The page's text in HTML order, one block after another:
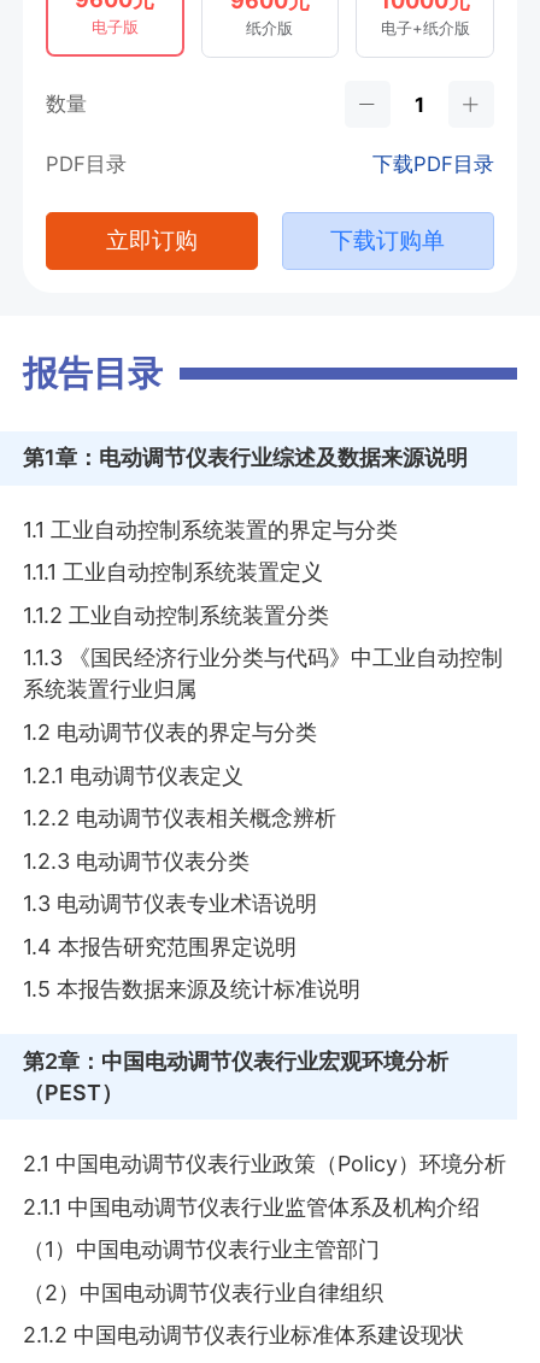
电子版 纸介版 电子+纸介版
数量
PDF目录 下载PDF目录
立即订购 下载订购单
报告目录
第1章 ：电动调节仪表行业综述及数据来源说明
1.1 工业自动控制系统装置的界定与分类
1.1.1 工业自动控制系统装置定义
1.1.2 工业自动控制系统装置分类
1.1.3 《国民经济行业分类与代码》中工业自动控制
系统装置行业归属
1.2 电动调节仪表的界定与分类
1.2.1 电动调节仪表定义
1.2.2 电动调节仪表相关概念辨析
1.2.3 电动调节仪表分类
1.3 电动调节仪表专业术语说明
1.4 本报告研究范围界定说明
1.5 本报告数据来源及统计标准说明
第2章 ：中国电动调节仪表行业宏观环境分析
（PEST）
2.1 中国电动调节仪表行业政策（Policy）环境分析
2.1.1 中国电动调节仪表行业监管体系及机构介绍
（1）中国电动调节仪表行业主管部门
（2）中国电动调节仪表行业自律组织
2.1.2 中国电动调节仪表行业标准体系建设现状